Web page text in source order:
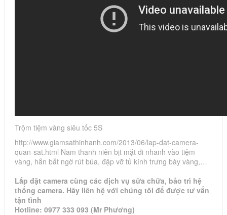
Trộm tiệm vàng siêu tốc 5S
http://www.giamsathinhanh.com/2013/06/lap-dat-camera-
quan-sat.html Nam thanh niên bịt mặt đi nhanh vào tiệm
vàng, hắn bất ngờ rút búa, đập vỡ tủ kính trưng bày vàng,…
Lắp đặt camera cùng các dịch vụ sửa chữa, bảo trì hệ
thống camera. Hãy liên hệ với chúng tôi để được tư vấn
tận tình
Hotline: 0977 333 093 (Mr Phương)